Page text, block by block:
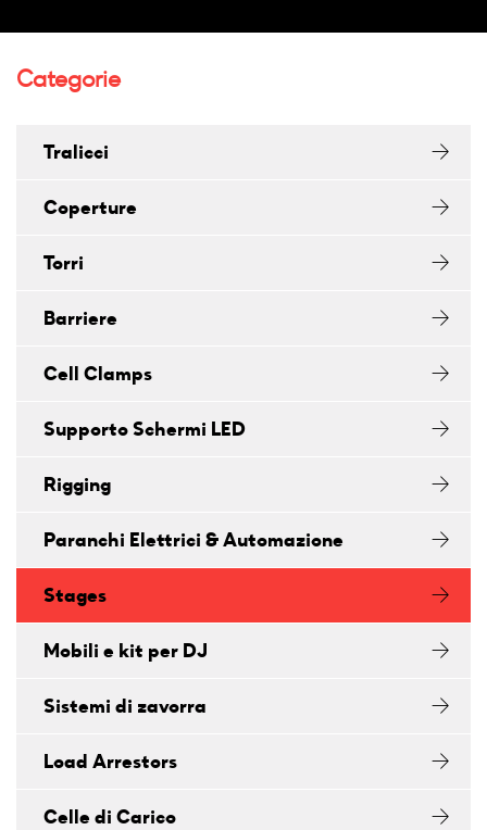
Categorie
Tralicci
Coperture
Torri
Barriere
Cell Clamps
Supporto Schermi LED
Rigging
Paranchi Elettrici & Automazione
Stages
Mobili e kit per DJ
Sistemi di zavorra
Load Arrestors
Celle di Carico